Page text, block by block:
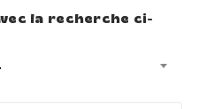
la recherche ci-